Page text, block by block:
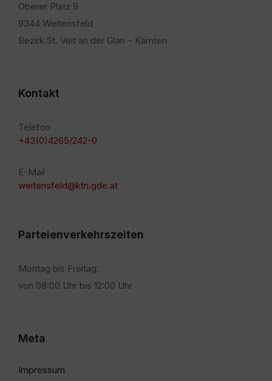
Oberer Platz 9
9344 Weitensfeld
Bezirk St. Veit an der Glan – Kärnten
Kontakt
Telefon
+43(0)4265/242-0
E-Mail
weitensfeld@ktn.gde.at
Parteienverkehrszeiten
Montag bis Freitag:
von 08:00 Uhr bis 12:00 Uhr
Meta
Impressum